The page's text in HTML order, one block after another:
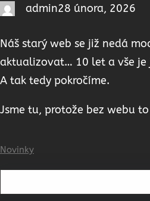
admin28 února, 2026
Náš starý web se již nedá
aktualizovat… 10 let a vše je
A tak tedy pokročíme.
Jsme tu, protože bez webu
Novinky